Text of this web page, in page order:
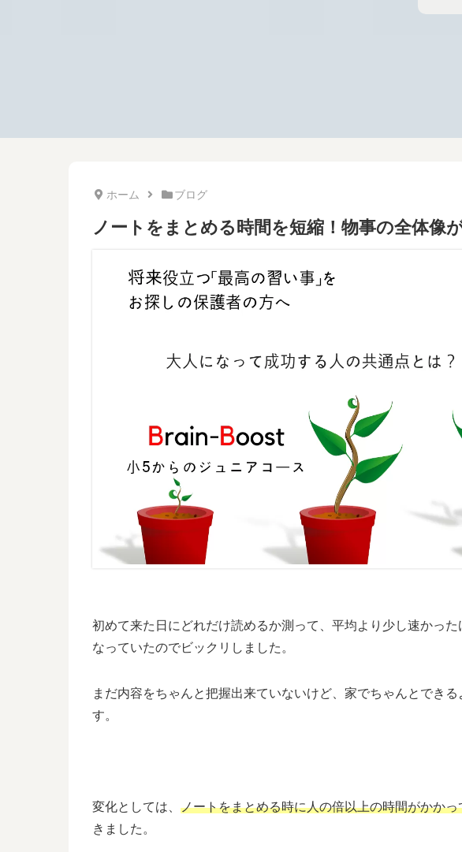
ホーム ブログ
ノートをまとめる時間を短縮！物事の全体像
初めて来た日にどれだけ読めるか測って、平均より少し速かった
なっていたのでビックリしました。
まだ内容をちゃんと把握出来ていないけど、家でちゃんとでき
す。
変化としては、 ノートをまとめる時に人の倍以上の時間がかか
きました。